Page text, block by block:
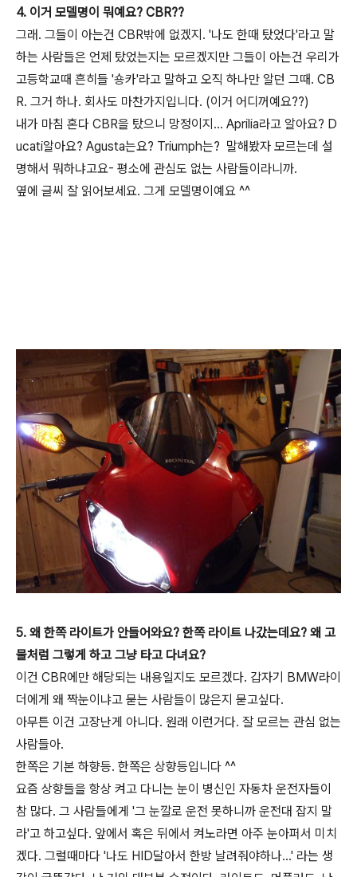
4. 이거 모델명이 뭐예요? CBR??
그래. 그들이 아는건 CBR밖에 없겠지. '나도 한때 탔었다'라고 말
하는 사람들은 언제 탔었는지는 모르겠지만 그들이 아는건 우리가
고등학교때 흔히들 '숑카'라고 말하고 오직 하나만 알던 그때. CB
R. 그거 하나. 회사도 마찬가지입니다. (이거 어디꺼예요??)
내가 마침 혼다 CBR을 탔으니 망정이지... Aprilia라고 알아요? D
ucati알아요? Agusta는요? Triumph는? 말해봤자 모르는데 설
명해서 뭐하냐고요- 평소에 관심도 없는 사람들이라니까.
옆에 글씨 잘 읽어보세요. 그게 모델명이예요 ^^
5. 왜 한쪽 라이트가 안들어와요? 한쪽 라이트 나갔는데요? 왜 고
물처럼 그렇게 하고 그냥 타고 다녀요?
이건 CBR에만 해당되는 내용일지도 모르겠다. 갑자기 BMW라이
더에게 왜 짝눈이냐고 묻는 사람들이 많은지 묻고싶다.
아무튼 이건 고장난게 아니다. 원래 이런거다. 잘 모르는 관심 없는
사람들아.
한쪽은 기본 하향등. 한쪽은 상향등입니다 ^^
요즘 상향들을 항상 켜고 다니는 눈이 병신인 자동차 운전자들이
참 많다. 그 사람들에게 '그 눈깔로 운전 못하니까 운전대 잡지 말
라'고 하고싶다. 앞에서 혹은 뒤에서 켜노라면 아주 눈아퍼서 미치
겠다. 그럴때마다 '나도 HID달아서 한방 날려줘야하나...' 라는 생